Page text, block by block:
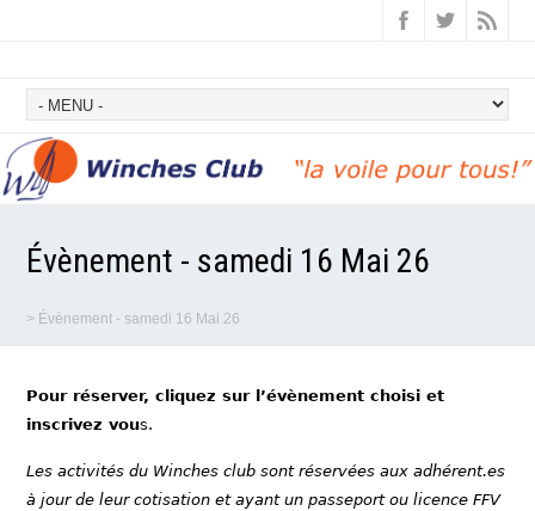
Évènement - samedi 16 Mai 26
> Évènement - samedi 16 Mai 26
Pour réserver, cliquez sur l’évènement choisi et
inscrivez vous.
Les activités du Winches club sont réservées aux adhérent.es
à jour de leur cotisation et ayant un passeport ou licence FFV